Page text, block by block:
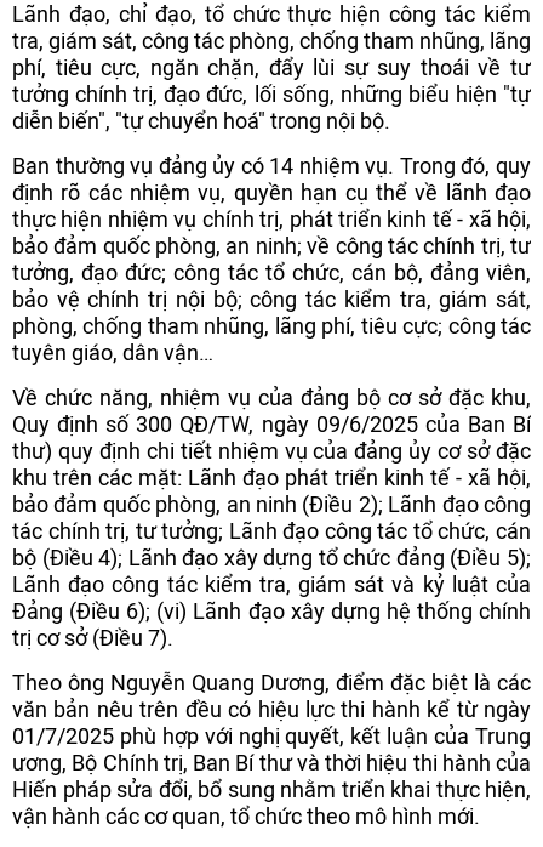
Lãnh đạo, chỉ đạo, tổ chức thực hiện công tác kiểm
tra, giám sát, công tác phòng, chống tham nhũng, lãng
phí, tiêu cực, ngăn chặn, đẩy lùi sự suy thoái về tư
tưởng chính trị, đạo đức, lối sống, những biểu hiện "tự
diễn biến", "tự chuyển hoá" trong nội bộ.
Ban thường vụ đảng ủy có 14 nhiệm vụ. Trong đó, quy
định rõ các nhiệm vụ, quyền hạn cụ thể về lãnh đạo
thực hiện nhiệm vụ chính trị, phát triển kinh tế - xã hội,
bảo đảm quốc phòng, an ninh; về công tác chính trị, tư
tưởng, đạo đức; công tác tổ chức, cán bộ, đảng viên,
bảo vệ chính trị nội bộ; công tác kiểm tra, giám sát,
phòng, chống tham nhũng, lãng phí, tiêu cực; công tác
tuyên giáo, dân vận…
Về chức năng, nhiệm vụ của đảng bộ cơ sở đặc khu,
Quy định số 300 QĐ/TW, ngày 09/6/2025 của Ban Bí
thư) quy định chi tiết nhiệm vụ của đảng ủy cơ sở đặc
khu trên các mặt: Lãnh đạo phát triển kinh tế - xã hội,
bảo đảm quốc phòng, an ninh (Điều 2); Lãnh đạo công
tác chính trị, tư tưởng; Lãnh đạo công tác tổ chức, cán
bộ (Điều 4); Lãnh đạo xây dựng tổ chức đảng (Điều 5);
Lãnh đạo công tác kiểm tra, giám sát và kỷ luật của
Đảng (Điều 6); (vi) Lãnh đạo xây dựng hệ thống chính
trị cơ sở (Điều 7).
Theo ông Nguyễn Quang Dương, điểm đặc biệt là các
văn bản nêu trên đều có hiệu lực thi hành kể từ ngày
01/7/2025 phù hợp với nghị quyết, kết luận của Trung
ương, Bộ Chính trị, Ban Bí thư và thời hiệu thi hành của
Hiến pháp sửa đổi, bổ sung nhằm triển khai thực hiện,
vận hành các cơ quan, tổ chức theo mô hình mới.